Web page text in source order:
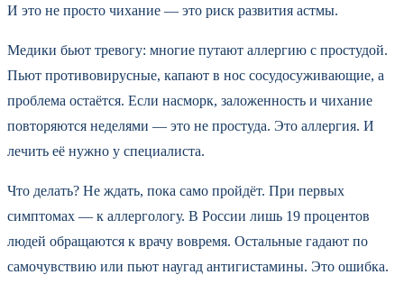
И это не просто чихание — это риск развития астмы.
Медики бьют тревогу: многие путают аллергию с простудой.
Пьют противовирусные, капают в нос сосудосуживающие, а
проблема остаётся. Если насморк, заложенность и чихание
повторяются неделями — это не простуда. Это аллергия. И
лечить её нужно у специалиста.
Что делать? Не ждать, пока само пройдёт. При первых
симптомах — к аллергологу. В России лишь 19 процентов
людей обращаются к врачу вовремя. Остальные гадают по
самочувствию или пьют наугад антигистамины. Это ошибка.